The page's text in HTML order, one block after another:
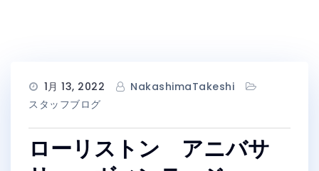
1月 13, 2022
NakashimaTakeshi
スタッフブログ
ローリストン アニバサ